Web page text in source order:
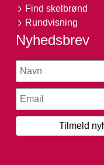
Find skelbrønd
Rundvisning
Nyhedsbrev